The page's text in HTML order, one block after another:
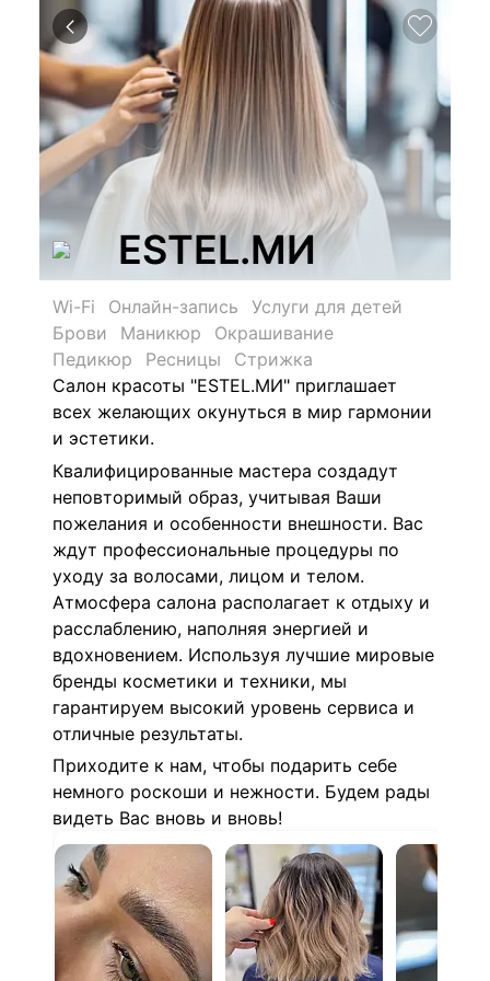
ESTEL.МИ
Wi-Fi Онлайн-запись
Услуги для детей
Брови
Маникюр
Окрашивание
Педикюр
Ресницы
Стрижка
Салон красоты "ESTEL.МИ" приглашает
всех желающих окунуться в мир гармонии
и эстетики.
Квалифицированные мастера создадут
неповторимый образ, учитывая Ваши
пожелания и особенности внешности. Вас
ждут профессиональные процедуры по
уходу за волосами, лицом и телом.
Атмосфера салона располагает к отдыху и
расслаблению, наполняя энергией и
вдохновением. Используя лучшие мировые
бренды косметики и техники, мы
гарантируем высокий уровень сервиса и
отличные результаты.
Приходите к нам, чтобы подарить себе
немного роскоши и нежности. Будем рады
видеть Вас вновь и вновь!